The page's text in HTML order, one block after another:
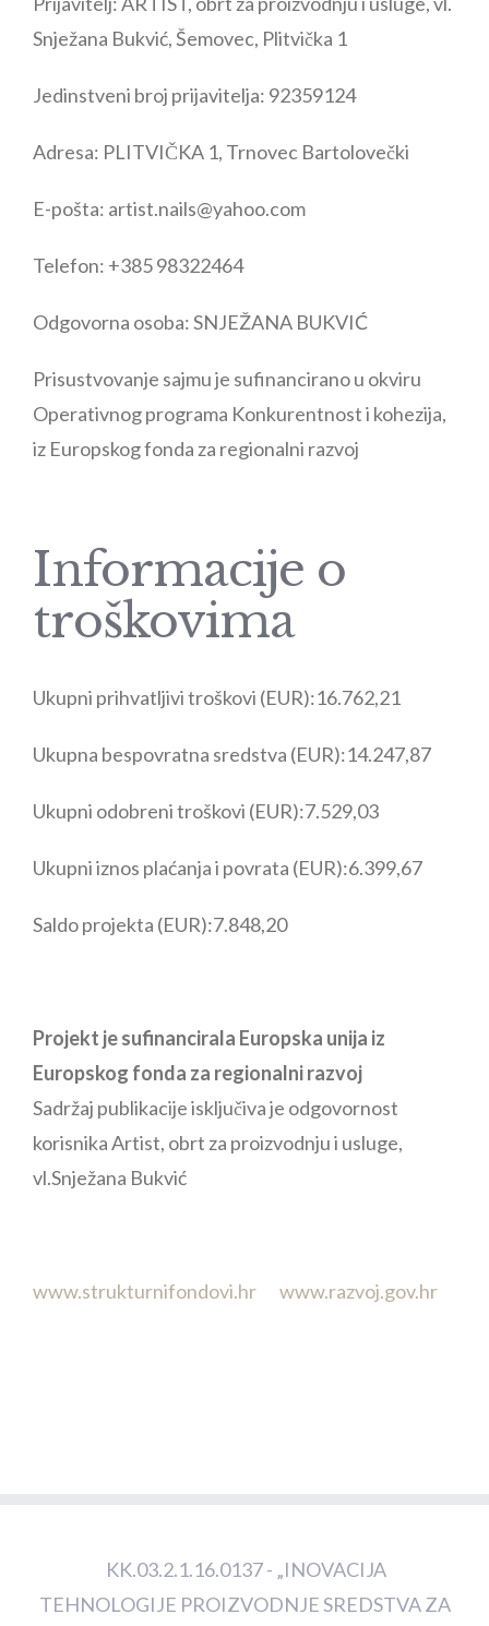
Snježana Bukvić, Šemovec, Plitvička 1
Jedinstveni broj prijavitelja: 92359124
Adresa: PLITVIČKA 1, Trnovec Bartolovečki
E-pošta: artist.nails@yahoo.com
Telefon: +385 98322464
Odgovorna osoba:SNJEŽANA BUKVIĆ
Prisustvovanje sajmu je sufinancirano u okviru
Operativnog programa Konkurentnost i kohezija,
iz Europskog fonda za regionalni razvoj
Informacije o
troškovima
Ukupni prihvatljivi troškovi (EUR):16.762,21
Ukupna bespovratna sredstva (EUR):14.247,87
Ukupni odobreni troškovi (EUR):7.529,03
Ukupni iznos plaćanja i povrata (EUR):6.399,67
Saldo projekta (EUR):7.848,20
Projekt je sufinancirala Europska unija iz
Europskog fonda za regionalni razvoj
Sadržaj publikacije isključiva je odgovornost
korisnika Artist, obrt za proizvodnju i usluge,
vl.Snježana Bukvić
www.strukturnifondovi.hr www.razvoj.gov.hr
KK.03.2.1.16.0137 - „INOVACIJA
TEHNOLOGIJE PROIZVODNJE SREDSTVA ZA